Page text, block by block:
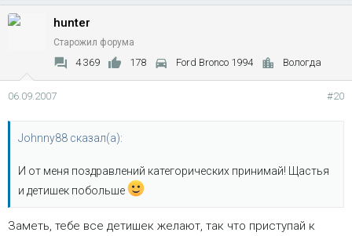
hunter
Старожил форума
4 369 178 Ford Bronco 1994 Вологда
06.09.2007 #20
Johnny88 сказал(а):
И от меня поздравлений категорических принимай! Щастья
и детишек побольше
Заметь, тебе все детишек желают, так что приступай к